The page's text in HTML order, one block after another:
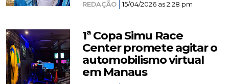
REDAÇÃO 15/04/2026 as 2:28 pm
1ª Copa Simu Race
Center promete agitar o
automobilismo virtual
em Manaus